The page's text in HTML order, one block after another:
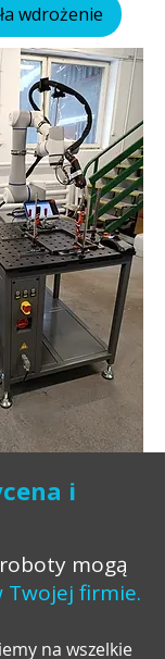
wdrożenie
i
mogą
Twojej firmie.
na wszelkie